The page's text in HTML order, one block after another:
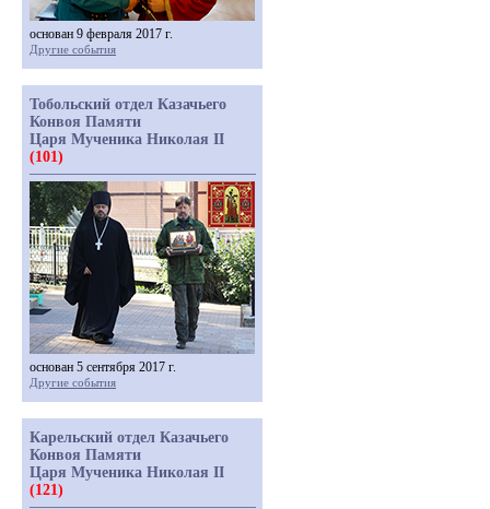
основан 9 февраля 2017 г.
Другие события
Тобольский отдел Казачьего
Конвоя Памяти
Царя Мученика Николая II
(101)
основан 5 сентября 2017 г.
Другие события
Карельский отдел Казачьего
Конвоя Памяти
Царя Мученика Николая II
(121)